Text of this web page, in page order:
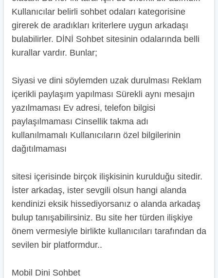
Kullanıcılar belirli sohbet odaları kategorisine
girerek de aradıkları kriterlere uygun arkadaşı
bulabilirler. DİNİ Sohbet sitesinin odalarında belli
kurallar vardır. Bunlar;
Siyasi ve dini söylemden uzak durulması Reklam
içerikli paylaşım yapılması Sürekli aynı mesajın
yazılmaması Ev adresi, telefon bilgisi
paylaşılmaması Cinsellik takma adı
kullanılmamalı Kullanıcıların özel bilgilerinin
dağıtılmaması
sitesi içerisinde birçok ilişkisinin kurulduğu sitedir.
İster arkadaş, ister sevgili olsun hangi alanda
kendinizi eksik hissediyorsanız o alanda arkadaş
bulup tanışabilirsiniz. Bu site her türden ilişkiye
önem vermesiyle birlikte kullanıcıları tarafından da
sevilen bir platformdur..
Mobil Dini Sohbet